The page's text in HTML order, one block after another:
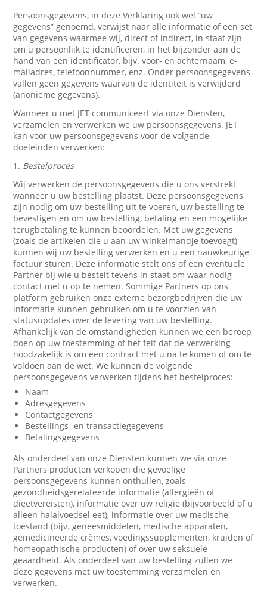
Persoonsgegevens, in deze Verklaring ook wel “uw
gegevens” genoemd, verwijst naar alle informatie of een set
van gegevens waarmee wij, direct of indirect, in staat zijn
om u persoonlijk te identificeren, in het bijzonder aan de
hand van een identificator, bijv. voor- en achternaam, e-
mailadres, telefoonnummer, enz. Onder persoonsgegevens
vallen geen gegevens waarvan de identiteit is verwijderd
(anonieme gegevens).
Wanneer u met JET communiceert via onze Diensten,
verzamelen en verwerken we uw persoonsgegevens. JET
kan voor uw persoonsgegevens voor de volgende
doeleinden verwerken:
1. Bestelproces
Wij verwerken de persoonsgegevens die u ons verstrekt
wanneer u uw bestelling plaatst. Deze persoonsgegevens
zijn nodig om uw bestelling uit te voeren, uw bestelling te
bevestigen en om uw bestelling, betaling en een mogelijke
terugbetaling te kunnen beoordelen. Met uw gegevens
(zoals de artikelen die u aan uw winkelmandje toevoegt)
kunnen wij uw bestelling verwerken en u een nauwkeurige
factuur sturen. Deze informatie stelt ons of een eventuele
Partner bij wie u bestelt tevens in staat om waar nodig
contact met u op te nemen. Sommige Partners op ons
platform gebruiken onze externe bezorgbedrijven die uw
informatie kunnen gebruiken om u te voorzien van
statusupdates over de levering van uw bestelling.
Afhankelijk van de omstandigheden kunnen we een beroep
doen op uw toestemming of het feit dat de verwerking
noodzakelijk is om een contract met u na te komen of om te
voldoen aan de wet. We kunnen de volgende
persoonsgegevens verwerken tijdens het bestelproces:
Naam
Adresgegevens
Contactgegevens
Bestellings- en transactiegegevens
Betalingsgegevens
Als onderdeel van onze Diensten kunnen we via onze
Partners producten verkopen die gevoelige
persoonsgegevens kunnen onthullen, zoals
gezondheidsgerelateerde informatie (allergieën of
dieetvereisten), informatie over uw religie (bijvoorbeeld of u
alleen halalvoedsel eet), informatie over uw medische
toestand (bijv. geneesmiddelen, medische apparaten,
gemedicineerde crèmes, voedingssupplementen, kruiden of
homeopathische producten) of over uw seksuele
geaardheid. Als onderdeel van uw bestelling zullen we
deze gegevens met uw toestemming verzamelen en
verwerken.